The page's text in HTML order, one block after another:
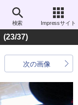
検索 Impressサイト
(23/37)
次の画像